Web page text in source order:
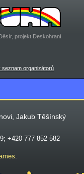
projekt Deskohraní
seznam organizátorů
Jakub Těšínský
+420 777 852 582
.